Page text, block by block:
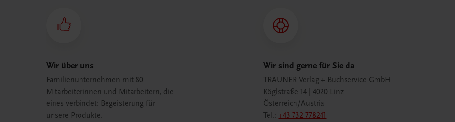
Wir über uns
Familienunternehmen mit 80
Mitarbeiterinnen und Mitarbeitern, die
eines verbindet: Begeisterung für
unsere Produkte.
Wir sind gerne für Sie da
TRAUNER Verlag + Buchservice GmbH
Köglstraße 14 | 4020 Linz
Österreich/Austria
Tel.:+43 732 778241